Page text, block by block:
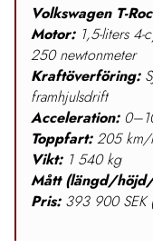
Volkswagen T-
Motor:1,5-liters 4-
250 newtonmeter
Kraftöverföring:
framhjulsdrift
Acceleration:
Toppfart:205 km/
Vikt:1 540 kg
Mått (längd/
Pris:393 900 SEK